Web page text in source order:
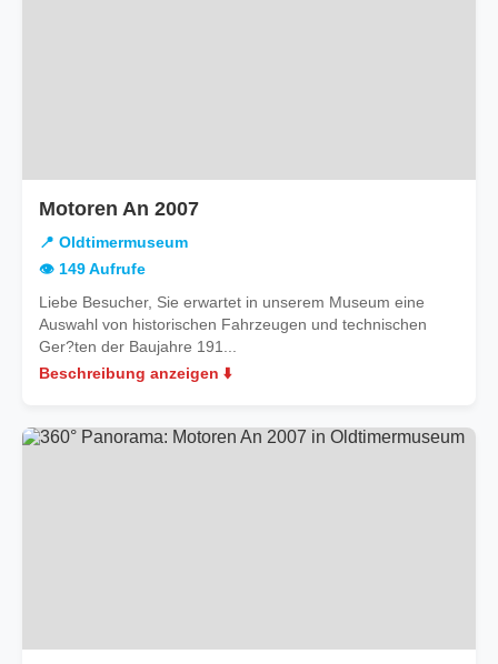
Motoren An 2007in
📍 Oldtimermuseum
👁️ 149 Aufrufe
Liebe Besucher, Sie erwartet in unserem Museum eine
Auswahl von historischen Fahrzeugen und technischen
Ger?ten der Baujahre 191...
Beschreibung anzeigen ⬇️